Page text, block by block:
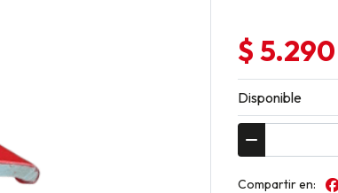
$ 5.290
Disponible
Compartir en: